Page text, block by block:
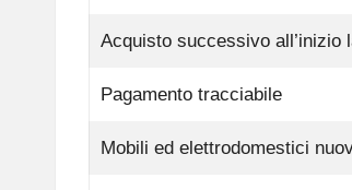
Acquisto successivo all’inizio
Pagamento tracciabile
Mobili ed elettrodomestici